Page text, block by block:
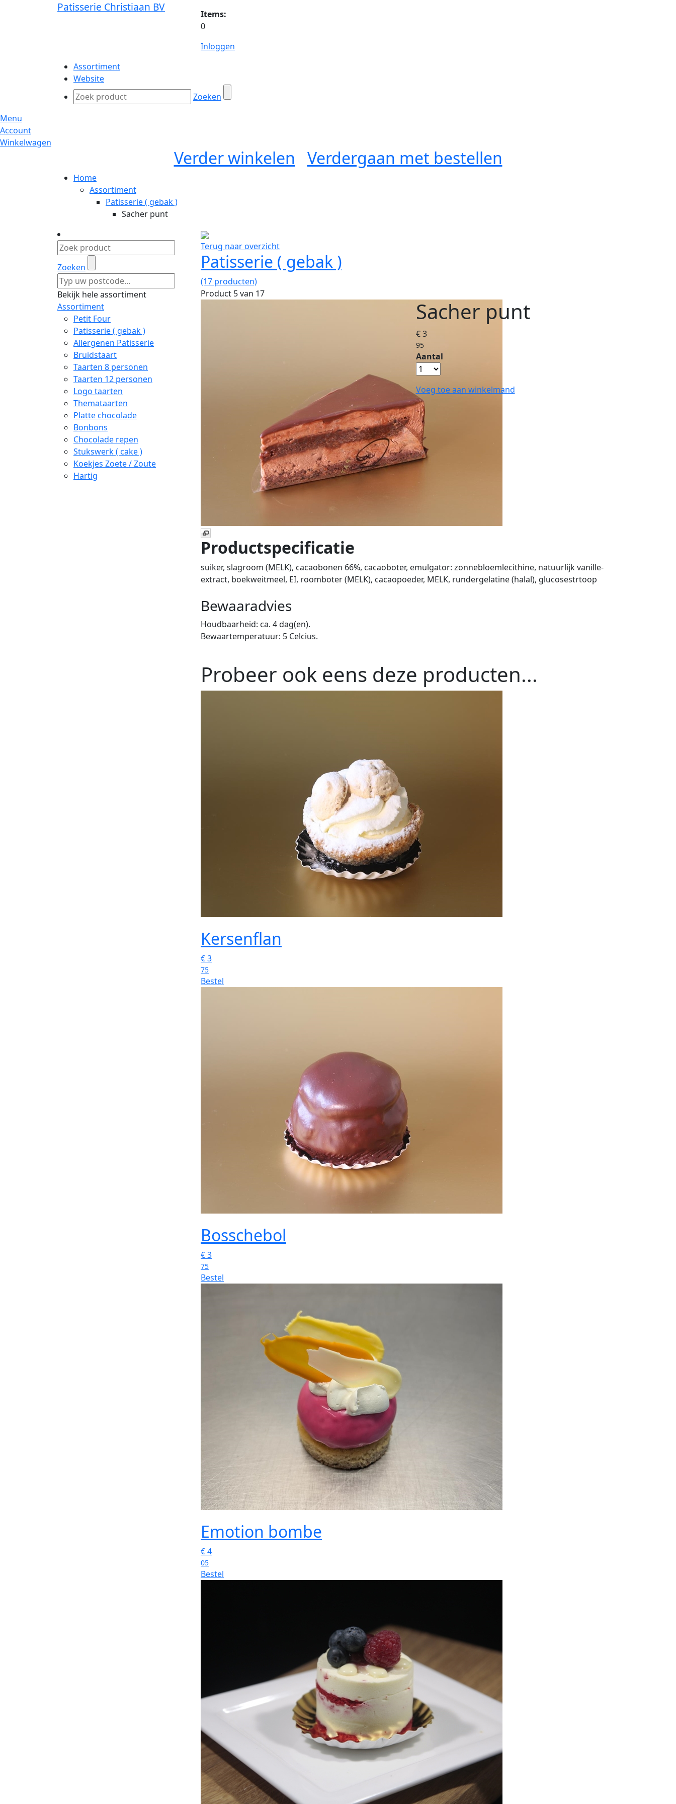
Patisserie Christiaan BV
Items:
0
Inloggen
Assortiment
Website
Zoeken
Menu
Account
Winkelwagen
Verder winkelen Verdergaan met bestellen
Home
Assortiment
Patisserie ( gebak )
Sacher punt
Zoeken
Bekijk hele assortiment
Assortiment
Petit Four
Patisserie ( gebak )
Allergenen Patisserie
Bruidstaart
Taarten 8 personen
Taarten 12 personen
Logo taarten
Themataarten
Platte chocolade
Bonbons
Chocolade repen
Stukswerk ( cake )
Koekjes Zoete / Zoute
Hartig
Terug naar overzicht
Patisserie ( gebak )
(17 producten)
Product 5 van 17
Sacher punt
€ 3
95
Aantal
Voeg toe aan winkelmand
Productspecificatie
suiker, slagroom (MELK), cacaobonen 66%, cacaoboter, emulgator: zonnebloemlecithine, natuurlijk vanille-
extract, boekweitmeel, EI, roomboter (MELK), cacaopoeder, MELK, rundergelatine (halal), glucosestrtoop
Bewaaradvies
Houdbaarheid: ca. 4 dag(en).
Bewaartemperatuur: 5 Celcius.
Probeer ook eens deze producten...
Kersenflan
€3
75
Bestel
Bosschebol
€3
75
Bestel
Emotion bombe
€4
05
Bestel